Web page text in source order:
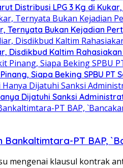
Distribusi LPG 3 Kg di
Ternyata Bukan Kejadian
Disdikbud Kaltim
Siapa Beking SPBU
Dijatuhi Sanksi
Bankaltimtara-PT BAP,
mengenai klausul kontrak